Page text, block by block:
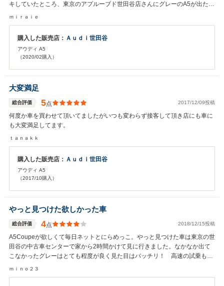
キしていたところ、東京のアプルーブド世田谷店さんにグレーのA5が出たの
ですぐに問い合わせして押さえていただき現車確認の上即決いたしました。
まいましたが、妻も大変喜んでくれとてもハッピーな気分になることが出来
ました。感謝しております。
ｍｉｒａｉｅ
購入した販売店： Ａｕｄｉ世田谷
アウディ A5
（2020/02購入）
大変満足
総合評価 5点 2017/12/09投稿
何度か車を買わせて頂いてましたがいつも変わらず接客して頂き店にも車に
も大変満足してます。
ｔａｎａｋｋ
購入した販売店： Ａｕｄｉ世田谷
アウディ A5
（2017/10購入）
やっと見つけた欲しかった車
総合評価 4点 2018/12/15投稿
A5Coupeが欲しくて毎日ネットとにらめっこ。やっと見つけた車は東京の世
田谷の中古車センターで家から2時間かけて見に行きました。なかなか出て
こなかったグレーはとても程度が良く見た目はバッチリ！ 高速の試乗もさ
せていただき今まで乗っていたBMWとの違いを事細かに説明頂き納得して
ｍｉｎｏ２３